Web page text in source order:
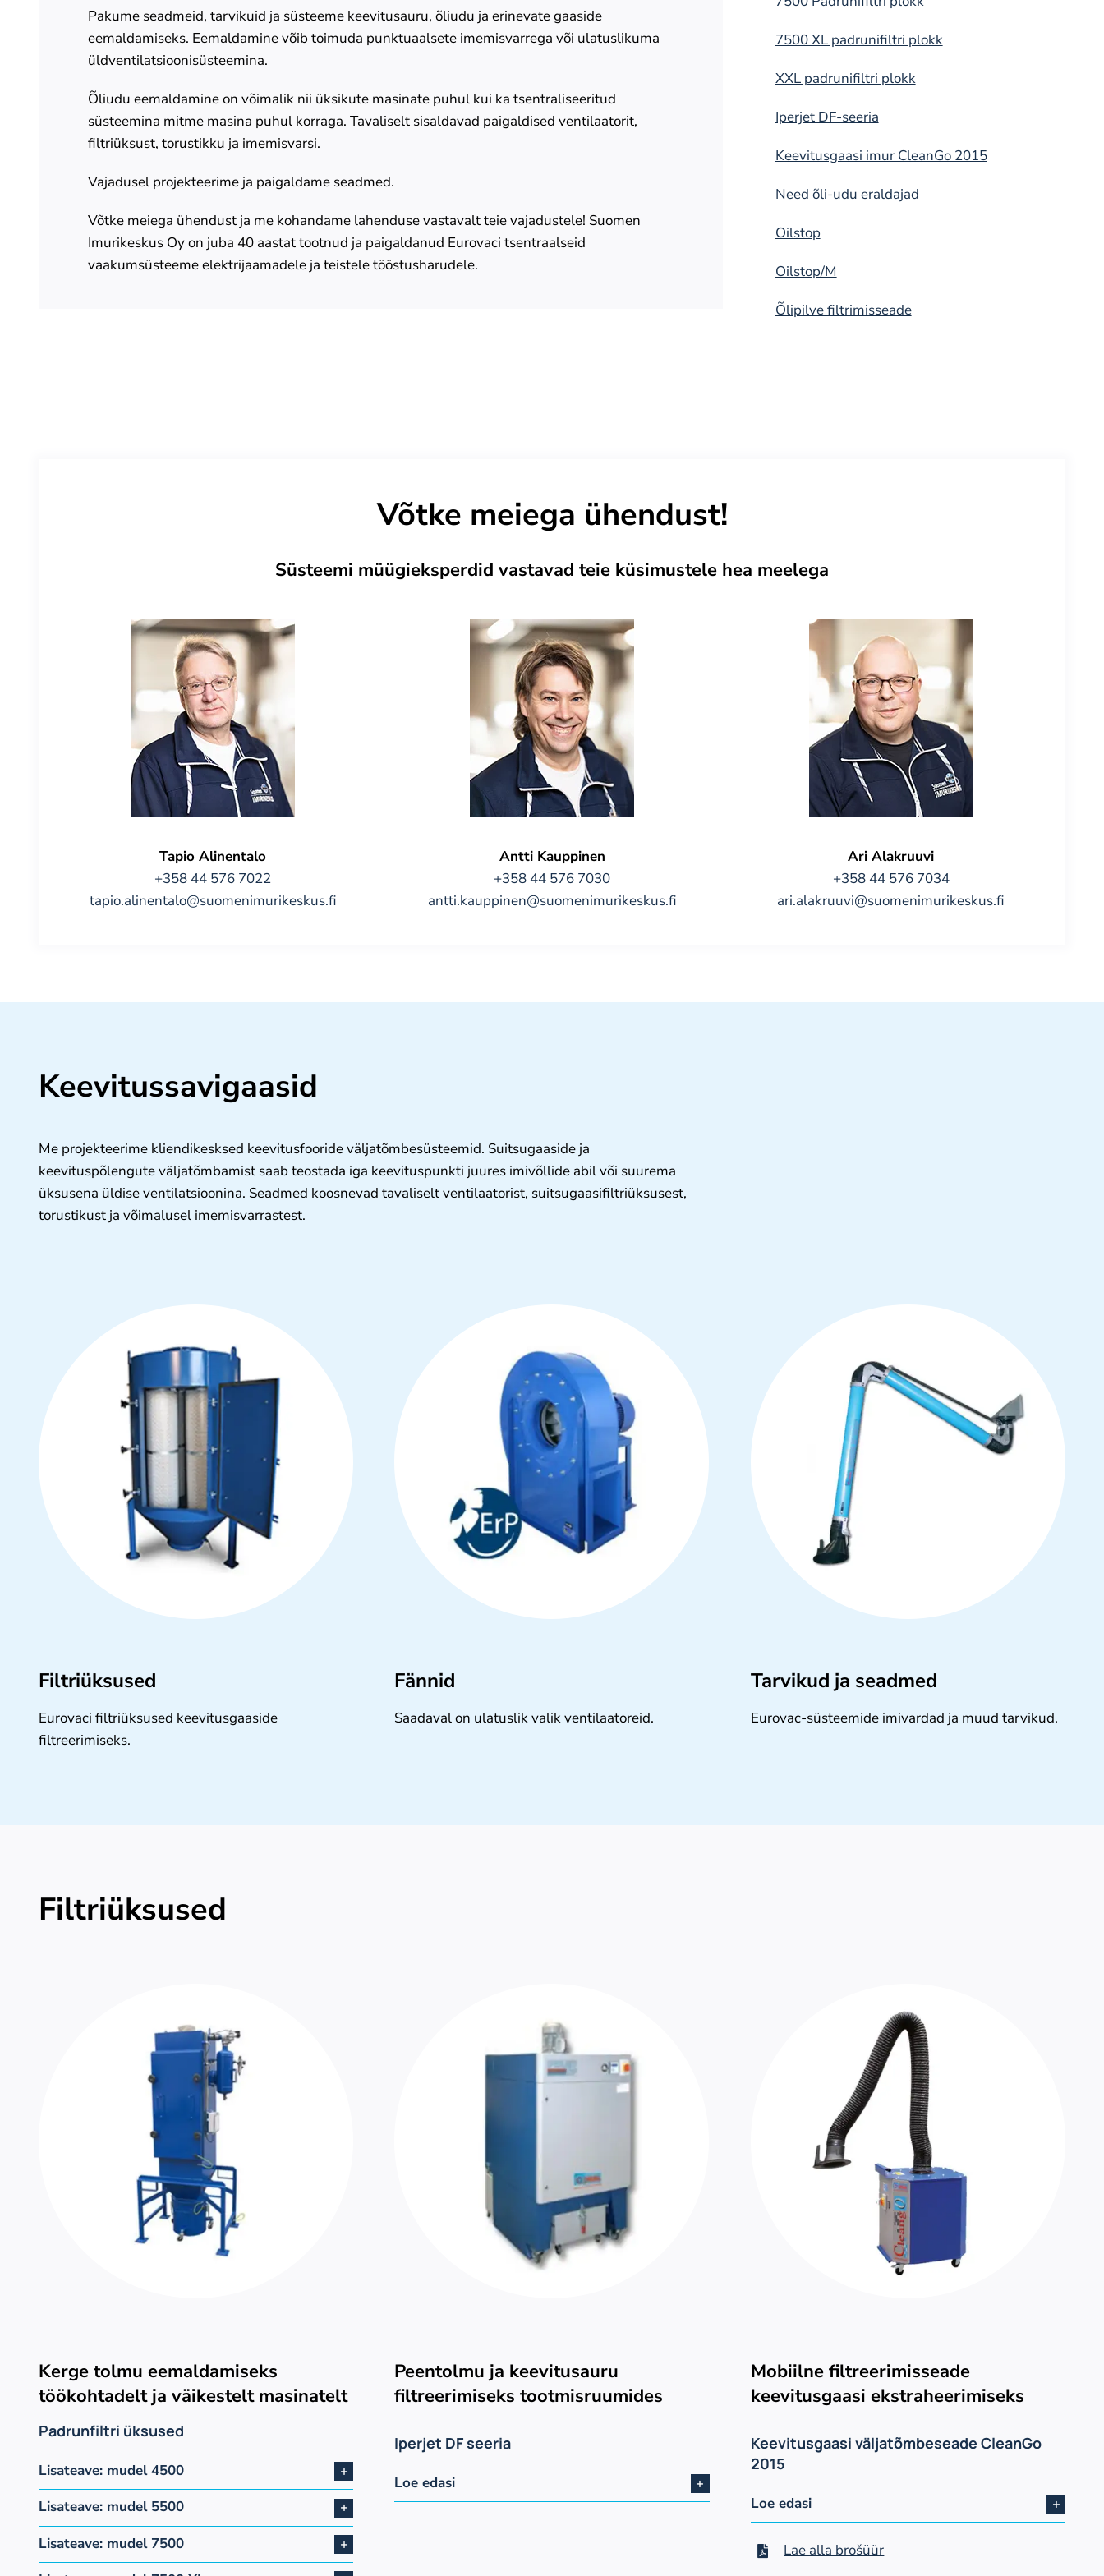
Pakume seadmeid, tarvikuid ja süsteeme keevitusauru, õliudu ja erinevate gaaside
eemaldamiseks. Eemaldamine võib toimuda punktuaalsete imemisvarrega või ulatuslikuma
üldventilatsioonisüsteemina.
Õliudu eemaldamine on võimalik nii üksikute masinate puhul kui ka tsentraliseeritud
süsteemina mitme masina puhul korraga. Tavaliselt sisaldavad paigaldised ventilaatorit,
filtriüksust, torustikku ja imemisvarsi.
Vajadusel projekteerime ja paigaldame seadmed.
Võtke meiega ühendust ja me kohandame lahenduse vastavalt teie vajadustele! Suomen
Imurikeskus Oy on juba 40 aastat tootnud ja paigaldanud Eurovaci tsentraalseid
vaakumsüsteeme elektrijaamadele ja teistele tööstusharudele.
7500 XL padrunifiltri plokk
XXL padrunifiltri plokk
Iperjet DF-seeria
Keevitusgaasi imur CleanGo 2015
Need õli-udu eraldajad
Oilstop
Oilstop/M
Õlipilve filtrimisseade
Võtke meiega ühendust!
Süsteemi müügieksperdid vastavad teie küsimustele hea meelega
Tapio Alinentalo
+358 44 576 7022
tapio.alinentalo@suomenimurikeskus.fi
Antti Kauppinen
+358 44 576 7030
antti.kauppinen@suomenimurikeskus.fi
Ari Alakruuvi
+358 44 576 7034
ari.alakruuvi@suomenimurikeskus.fi
Keevitussavigaasid
Me projekteerime kliendikesksed keevitusfooride väljatõmbesüsteemid. Suitsugaaside ja
keevituspõlengute väljatõmbamist saab teostada iga keevituspunkti juures imivõllide abil või suurema
üksusena üldise ventilatsioonina. Seadmed koosnevad tavaliselt ventilaatorist, suitsugaasifiltriüksusest,
torustikust ja võimalusel imemisvarrastest.
Filtriüksused
Eurovaci filtriüksused keevitusgaaside
filtreerimiseks.
Fännid
Saadaval on ulatuslik valik ventilaatoreid.
Tarvikud ja seadmed
Eurovac-süsteemide imivardad ja muud tarvikud.
Filtriüksused
Kerge tolmu eemaldamiseks
töökohtadelt ja väikestelt masinatelt
Padrunfiltri üksused
Lisateave: mudel 4500
Lisateave: mudel 5500
Lisateave: mudel 7500
Peentolmu ja keevitusauru
filtreerimiseks tootmisruumides
Iperjet DF seeria
Loe edasi
Mobiilne filtreerimisseade
keevitusgaasi ekstraheerimiseks
Keevitusgaasi väljatõmbeseade CleanGo
2015
Loe edasi
Lae alla brošüür